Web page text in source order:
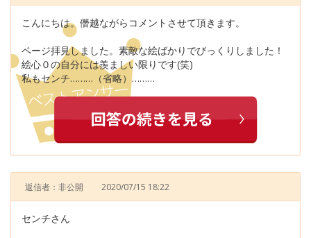
こんにちは。僭越ながらコメントさせて頂きます。
ページ拝見しました。素敵な絵ばかりでびっくりしました！
絵心０の自分には羨ましい限りです(笑)
私もセンチ………（省略）………
返信者：非公開 2020/07/15 18:22
センチさん